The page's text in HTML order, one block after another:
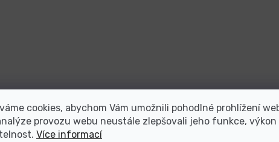
cookies, abychom Vám umožnili pohodlné prohlížení
provozu webu neustále zlepšovali jeho funkce, výkon
Více informací